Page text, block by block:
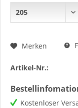
Merken
Artikel-Nr.:
Kostenloser